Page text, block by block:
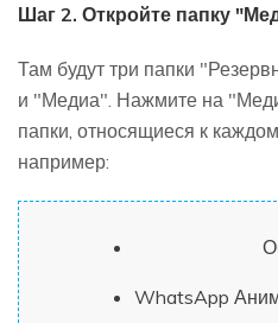
Шаг 2. Откройте папку
Там будут три папки
и "Медиа". Нажмите на
папки, относящиеся к
например:
WhatsApp